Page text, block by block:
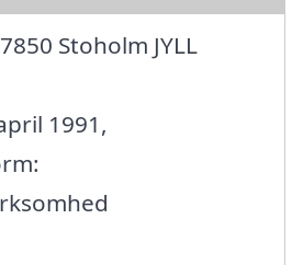
Stoholm JYLL
1991,